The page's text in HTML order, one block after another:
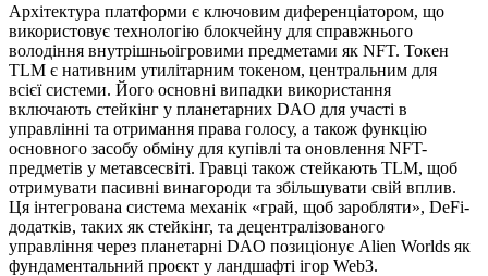
Архітектура платформи є ключовим диференціатором, що
використовує технологію блокчейну для справжнього
володіння внутрішньоігровими предметами як NFT. Токен
TLM є нативним утилітарним токеном, центральним для
всієї системи. Його основні випадки використання
включають стейкінг у планетарних DAO для участі в
управлінні та отримання права голосу, а також функцію
основного засобу обміну для купівлі та оновлення NFT-
предметів у метавсесвіті. Гравці також стейкають TLM, щоб
отримувати пасивні винагороди та збільшувати свій вплив.
Ця інтегрована система механік «грай, щоб заробляти», DeFi-
додатків, таких як стейкінг, та децентралізованого
управління через планетарні DAO позиціонує Alien Worlds як
фундаментальний проєкт у ландшафті ігор Web3.